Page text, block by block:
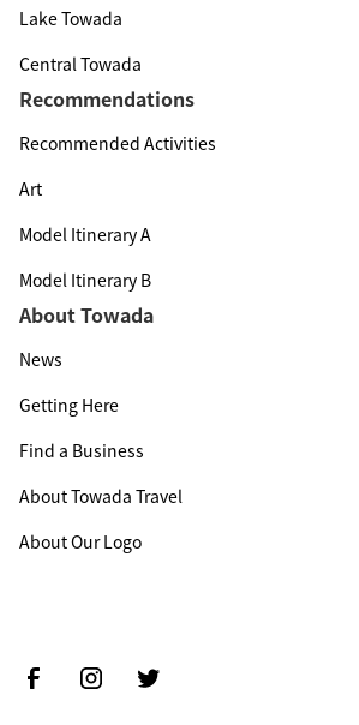
Lake Towada
Central Towada
Recommendations
Recommended Activities
Art
Model Itinerary A
Model Itinerary B
About Towada
News
Getting Here
Find a Business
About Towada Travel
About Our Logo